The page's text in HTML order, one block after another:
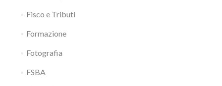
Fisco e Tributi
Formazione
Fotografia
FSBA